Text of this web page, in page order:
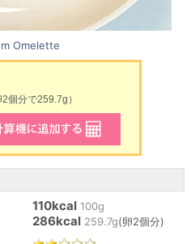
Omelette
個分で259.7g）
110kcal 100g
286kcal 259.7g(卵2個分)